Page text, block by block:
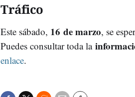
Tráfico
Este sábado, 16 de marzo, se
Puedes consultar toda la
enlace.